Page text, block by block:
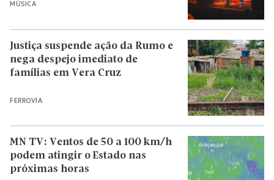
MÚSICA
FERROVIA
Justiça suspende ação da Rumo e
nega despejo imediato de
famílias em Vera Cruz
MN TV: Ventos de 50 a 100 km/h
podem atingir o Estado nas
próximas horas